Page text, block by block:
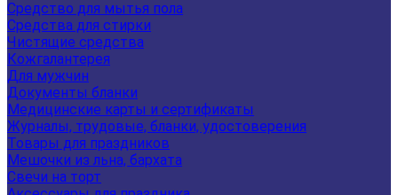
Средство для мытья пола
Средства для стирки
Чистящие средства
Кожгалантерея
Для мужчин
Документы бланки
Медицинские карты и сертификаты
Журналы, трудовые, бланки, удостоверения
Товары для праздников
Мешочки из льна, бархата
Свечи на торт